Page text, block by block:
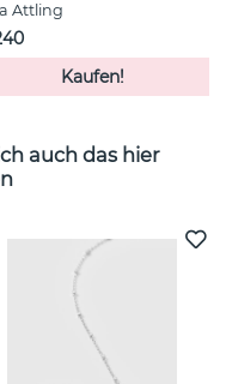
Attling
Kaufen!
auch das hier